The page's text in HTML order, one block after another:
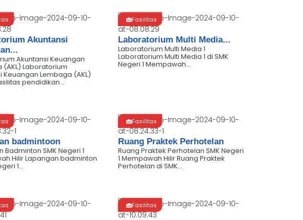
Akuntansi
Akuntansi Keuangan
(AKL) Laboratorium
Keuangan Lembaga (AKL)
pendidikan...
Fasilitas
Laboratorium Multi Media...
Laboratorium Multi Media 1
Laboratorium Multi Media 1 di SMK
Negeri 1 Mempawah...
badmintoon
Badminton SMK Negeri 1
Hilir Lapangan badminton
1...
Fasilitas
Ruang Praktek Perhotelan
Ruang Praktek Perhotelan SMK Negeri
1 Mempawah Hilir Ruang Praktek
Perhotelan di SMK...
Fasilitas